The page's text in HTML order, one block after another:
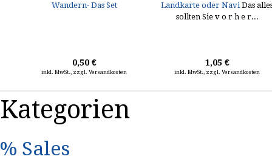
Wandern- Das Set
0,50 €
inkl. MwSt., zzgl. Versandkosten
Landkarte oder Navi Das
sollten Sie v o r h e r...
1,05 €
inkl. MwSt., zzgl. Versandkosten
Kategorien
% Sales